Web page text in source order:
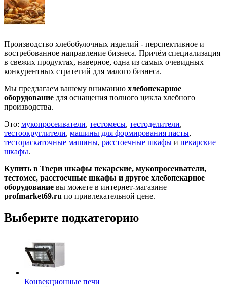
Производство хлебобулочных изделий - перспективное и
востребованное направление бизнеса. Причём специализация
в свежих продуктах, наверное, одна из самых очевидных
конкурентных стратегий для малого бизнеса.
Мы предлагаем вашему вниманию хлебопекарное
оборудование для оснащения полного цикла хлебного
производства.
Это: мукопросеиватели, тестомесы, тестоделители,
тестоокруглители, машины для формирования пасты,
тестораскаточные машины, расстоечные шкафы и пекарские
шкафы.
Купить в Твери шкафы пекарские, мукопросеиватели,
тестомес, расстоечные шкафы и другое хлебопекарное
оборудование вы можете в интернет-магазине
profmarket69.ru по привлекательной цене.
Выберите подкатегорию
Конвекционные печи